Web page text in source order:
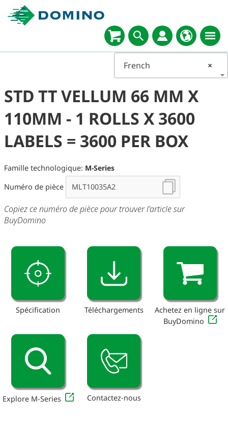
Select
language
×
French
STD TT VELLUM 66 MM X
110MM - 1 ROLLS X 3600
LABELS = 3600 PER BOX
Famille technologique: M-Series
Numéro de pièce
Copiez ce numéro de pièce pour trouver l'article sur
BuyDomino
Spécification Téléchargements
Achetez en ligne sur
BuyDomino
Explore M-Series Contactez-nous